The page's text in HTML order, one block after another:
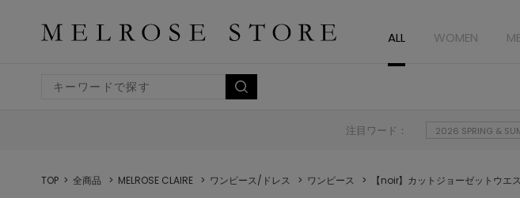
ALL WOMEN
注目ワード： 2026 SPRING &
TOP 全商品 MELROSE CLAIRE ワンピース/ドレス ワンピース 【noir】カットジョーゼットウエ